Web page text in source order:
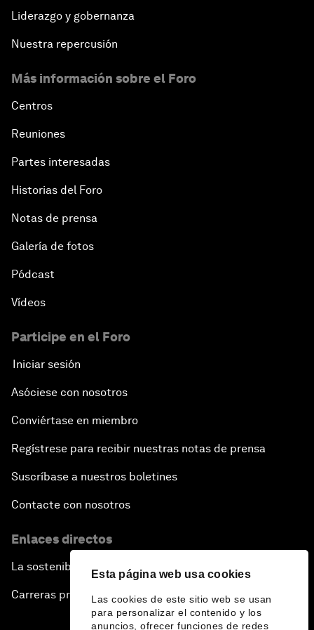
Esta página web usa cookies
Las cookies de este sitio web se usan
para personalizar el contenido y los
anuncios, ofrecer funciones de redes
Liderazgo y gobernanza
Nuestra repercusión
Más información sobre el Foro
Centros
Reuniones
Partes interesadas
Historias del Foro
Notas de prensa
Galería de fotos
Pódcast
Vídeos
Participe en el Foro
Iniciar sesión
Asóciese con nosotros
Conviértase en miembro
Regístrese para recibir nuestras notas de prensa
Suscríbase a nuestros boletines
Contacte con nosotros
Enlaces directos
La sostenibilidad en el Foro
Carreras profesionales